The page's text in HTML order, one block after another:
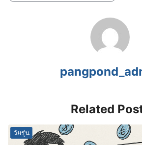
Related
วัยรุ่น